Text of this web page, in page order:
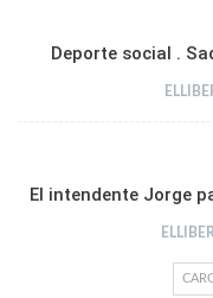
Deporte social .
El intendente Jorge